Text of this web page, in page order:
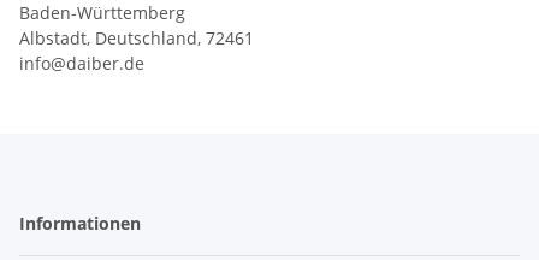
Baden-Württemberg
Albstadt, Deutschland, 72461
info@daiber.de
Informationen